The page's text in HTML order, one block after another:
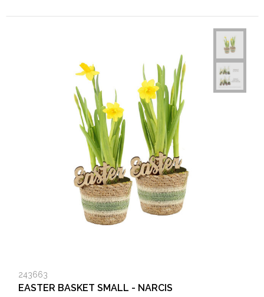
243663
EASTER BASKET SMALL - NARCIS